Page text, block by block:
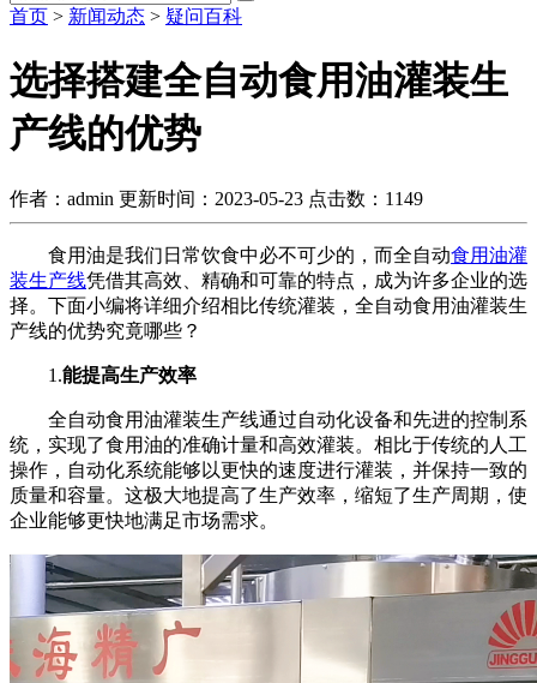
首页 > 新闻动态 > 疑问百科
选择搭建全自动食用油灌装生
产线的优势
作者：admin 更新时间：2023-05-23 点击数： 1149
食用油是我们日常饮食中必不可少的，而全自动食用油灌
装生产线凭借其高效、精确和可靠的特点，成为许多企业的选
择。下面小编将详细介绍相比传统灌装，全自动食用油灌装生
产线的优势究竟哪些？
1.能提高生产效率
全自动食用油灌装生产线通过自动化设备和先进的控制系
统，实现了食用油的准确计量和高效灌装。相比于传统的人工
操作，自动化系统能够以更快的速度进行灌装，并保持一致的
质量和容量。这极大地提高了生产效率，缩短了生产周期，使
企业能够更快地满足市场需求。